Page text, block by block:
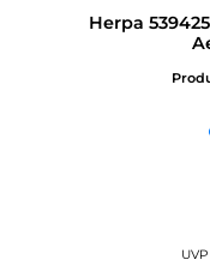
Herpa